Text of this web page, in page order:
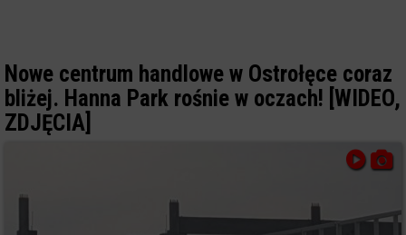
Nowe centrum handlowe w Ostrołęce coraz
bliżej. Hanna Park rośnie w oczach! [WIDEO,
ZDJĘCIA]